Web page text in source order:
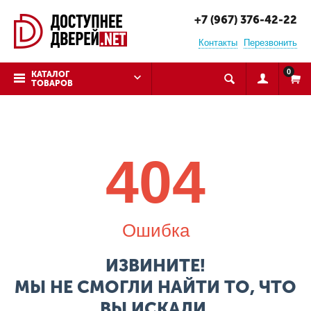
+7 (967) 376-42-22
Контакты Перезвонить
КАТАЛОГ
ТОВАРОВ
0
404
Ошибка
ИЗВИНИТЕ!
МЫ НЕ СМОГЛИ НАЙТИ ТО, ЧТО